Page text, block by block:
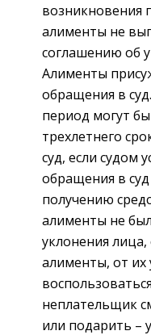
возникновения
алименты не
соглашению об
Алименты
обращения в
период могут
трехлетнего
суд, если судом
обращения в
получению
алименты не
уклонения
алименты, от их
неплательщик
или подарить –